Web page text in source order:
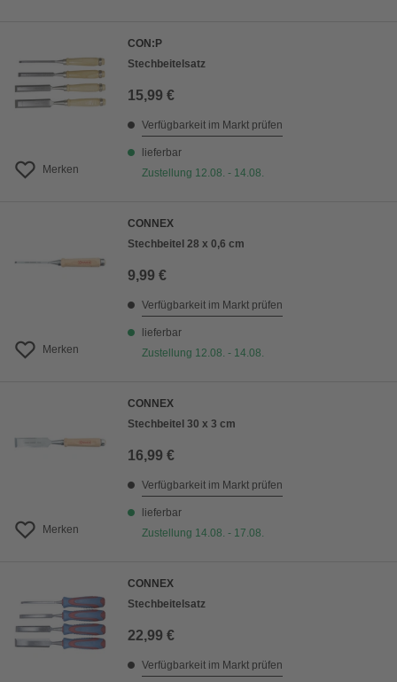
Merken
CON:P
Stechbeitelsatz
15,99 €
Verfügbarkeit im Markt prüfen
lieferbar
Zustellung 12.08. - 14.08.
Merken
CONNEX
Stechbeitel 28 x 0,6 cm
9,99 €
Verfügbarkeit im Markt prüfen
lieferbar
Zustellung 12.08. - 14.08.
Merken
CONNEX
Stechbeitel 30 x 3 cm
16,99 €
Verfügbarkeit im Markt prüfen
lieferbar
Zustellung 14.08. - 17.08.
CONNEX
Stechbeitelsatz
22,99 €
Verfügbarkeit im Markt prüfen